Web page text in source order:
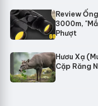
Review
3000m,
Phượt
Hươu Xạ
Cặp Răng